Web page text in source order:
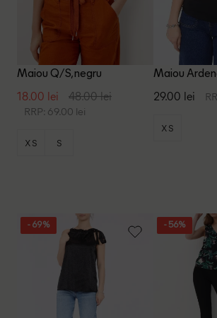
Maiou Q/S, negru
18.00 lei 48.00 lei
RRP: 69.00 lei
XS S
Maiou
29.00 lei
XS
- 69% - 56%